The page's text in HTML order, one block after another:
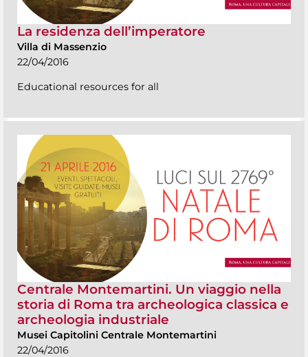
La residenza dell’imperatore
Villa di Massenzio
22/04/2016
Educational resources for all
Centrale Montemartini. Un viaggio nella
storia di Roma tra archeologica classica e
archeologia industriale
Musei Capitolini Centrale Montemartini
22/04/2016